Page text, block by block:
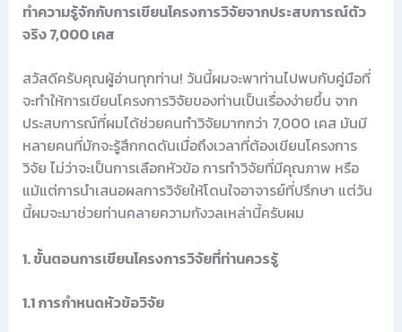
ทำความรู้จักกับการเขียนโครงการวิจัยจากประสบการณ์ตัว
จริง 7,000 เคส
สวัสดีครับคุณผู้อ่านทุกท่าน! วันนี้ผมจะพาท่านไปพบกับคู่มือที่
จะทำให้การเขียนโครงการวิจัยของท่านเป็นเรื่องง่ายขึ้น จาก
ประสบการณ์ที่ผมได้ช่วยคนทำวิจัยมากกว่า 7,000 เคส มันมี
หลายคนที่มักจะรู้สึกกดดันเมื่อถึงเวลาที่ต้องเขียนโครงการ
วิจัย ไม่ว่าจะเป็นการเลือกหัวข้อ การทำวิจัยที่มีคุณภาพ หรือ
แม้แต่การนำเสนอผลการวิจัยให้โดนใจอาจารย์ที่ปรึกษา แต่วัน
นี้ผมจะมาช่วยท่านคลายความกังวลเหล่านี้ครับผม
1. ขั้นตอนการเขียนโครงการวิจัยที่ท่านควรรู้
1.1 การกำหนดหัวข้อวิจัย